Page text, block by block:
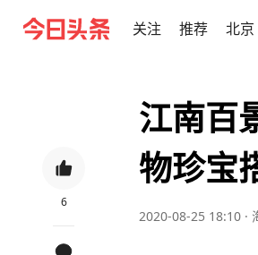
关注 推荐 北京
6
江南百
物珍宝
2020-08-25 18:10 ·